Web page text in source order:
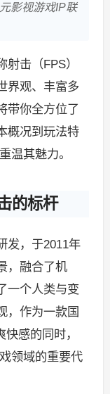
影视游戏IP联
击（FPS）
界观、丰富多
带你全方位了
概况到玩法特
温其魅力。
的标杆
发，于2011年
，融合了机
一个人类与变
，作为一款国
感的同时，
领域的重要代